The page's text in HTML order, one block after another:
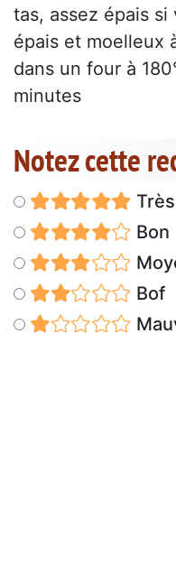
tas, assez épais
épais et moelleux
dans un four à
minutes
Notez cette
Bon
Bof